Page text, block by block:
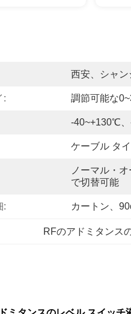
西安、シャン
: 調節可能な
-40~+130℃
ケーブル タ
ノーマル・
で切替可能
: カートン、
RFのアドミタンス